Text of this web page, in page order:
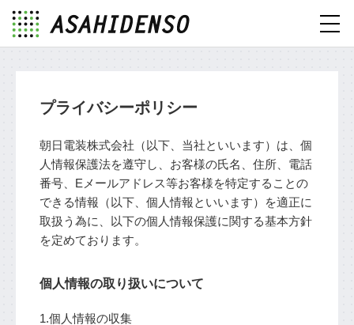
プライバシーポリシー
朝日電装株式会社（以下、当社といいます）は、個
人情報保護法を遵守し、お客様の氏名、住所、電話
番号、Eメールアドレス等お客様を特定することの
できる情報（以下、個人情報といいます）を適正に
取扱う為に、以下の個人情報保護に関する基本方針
を定めております。
個人情報の取り扱いについて
1.個人情報の収集